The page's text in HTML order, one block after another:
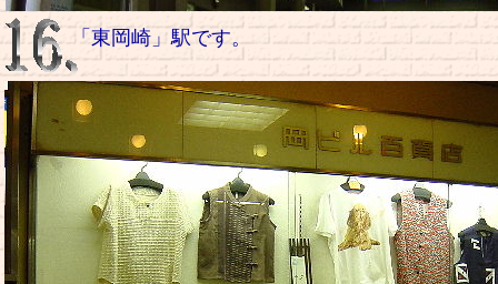
「東岡崎」駅です。